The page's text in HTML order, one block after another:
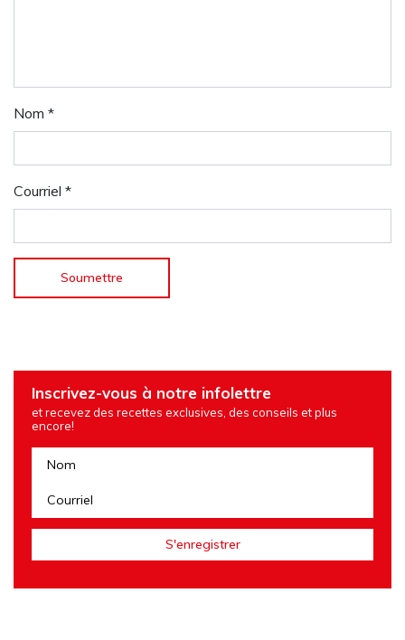
Nom *
Courriel *
Inscrivez-vous à notre infolettre
et recevez des recettes exclusives, des conseils et plus
encore!